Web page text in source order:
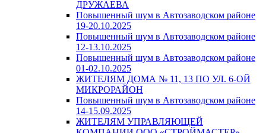
ДРУЖАЕВА
Повышенный шум в Автозаводском районе
19-20.10.2025
Повышенный шум в Автозаводском районе
12-13.10.2025
Повышенный шум в Автозаводском районе
01-02.10.2025
ЖИТЕЛЯМ ДОМА № 11, 13 ПО УЛ. 6-ОЙ
МИКРОРАЙОН
Повышенный шум в Автозаводском районе
14-15.09.2025
ЖИТЕЛЯМ УПРАВЛЯЮЩЕЙ